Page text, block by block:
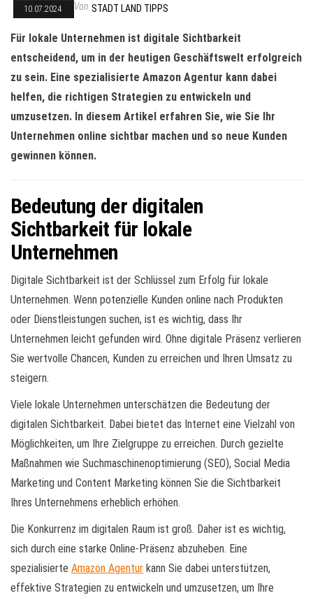
10.07.2024 Von STADT LAND TIPPS
Für lokale Unternehmen ist digitale Sichtbarkeit
entscheidend, um in der heutigen Geschäftswelt erfolgreich
zu sein. Eine spezialisierte Amazon Agentur kann dabei
helfen, die richtigen Strategien zu entwickeln und
umzusetzen. In diesem Artikel erfahren Sie, wie Sie Ihr
Unternehmen online sichtbar machen und so neue Kunden
gewinnen können.
Bedeutung der digitalen
Sichtbarkeit für lokale
Unternehmen
Digitale Sichtbarkeit ist der Schlüssel zum Erfolg für lokale
Unternehmen. Wenn potenzielle Kunden online nach Produkten
oder Dienstleistungen suchen, ist es wichtig, dass Ihr
Unternehmen leicht gefunden wird. Ohne digitale Präsenz verlieren
Sie wertvolle Chancen, Kunden zu erreichen und Ihren Umsatz zu
steigern.
Viele lokale Unternehmen unterschätzen die Bedeutung der
digitalen Sichtbarkeit. Dabei bietet das Internet eine Vielzahl von
Möglichkeiten, um Ihre Zielgruppe zu erreichen. Durch gezielte
Maßnahmen wie Suchmaschinenoptimierung (SEO), Social Media
Marketing und Content Marketing können Sie die Sichtbarkeit
Ihres Unternehmens erheblich erhöhen.
Die Konkurrenz im digitalen Raum ist groß. Daher ist es wichtig,
sich durch eine starke Online-Präsenz abzuheben. Eine
spezialisierte Amazon Agentur kann Sie dabei unterstützen,
effektive Strategien zu entwickeln und umzusetzen, um Ihre